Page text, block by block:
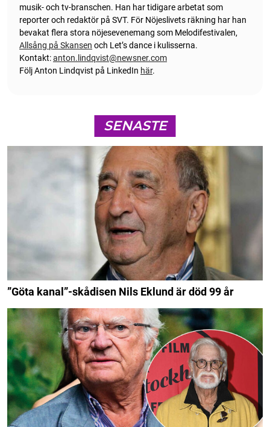
musik- och tv-branschen. Han har tidigare arbetat som
reporter och redaktör på SVT. För Nöjeslivets räkning har han
bevakat flera stora nöjesevenemang som Melodifestivalen,
Allsång på Skansen och Let’s dance i kulisserna.
Kontakt:anton.lindqvist@newsner.com
Följ Anton Lindqvist på LinkedIn här.
SENASTE
”Göta kanal”-skådisen Nils Eklund är död 99 år